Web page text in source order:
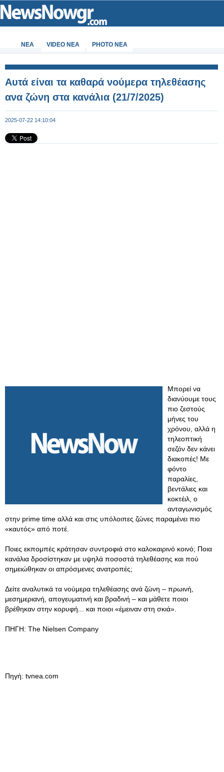
ΝΕΑ VIDEO NEA PHOTO NEA
Αυτά είναι τα καθαρά νούμερα τηλεθέασης
ανα ζώνη στα κανάλια (21/7/2025)
2025-07-22 14:10:04
Μπορεί να
διανύουμε τους
πιο ζεστούς
μήνες του
χρόνου, αλλά η
τηλεοπτική
σεζόν δεν κάνει
διακοπές! Με
φόντο
παραλίες,
βεντάλιες και
κοκτέιλ, ο
ανταγωνισμός
στην prime time αλλά και στις υπόλοιπες ζώνες παραμένει πιο
«καυτός» από ποτέ.
Ποιες εκπομπές κράτησαν συντροφιά στο καλοκαιρινό κοινό; Ποια
κανάλια δροσίστηκαν με υψηλά ποσοστά τηλεθέασης και πού
σημειώθηκαν οι απρόσμενες ανατροπές;
Δείτε αναλυτικά τα νούμερα τηλεθέασης ανά ζώνη – πρωινή,
μεσημεριανή, απογευματινή και βραδινή – και μάθετε ποιοι
βρέθηκαν στην κορυφή... και ποιοι «έμειναν στη σκιά».
ΠΗΓΗ: The Nielsen Company
Πηγή: tvnea.com